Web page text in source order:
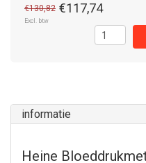
€130,82 €117,74
Excl. btw
informatie
Heine